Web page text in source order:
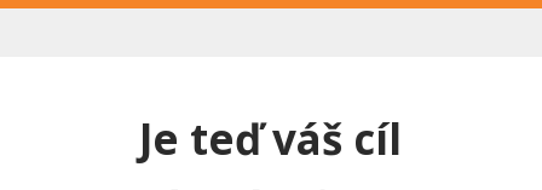
Je teď váš cíl